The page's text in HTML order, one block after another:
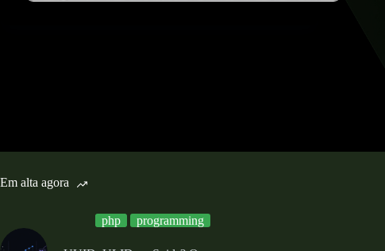
Em alta agora
php programming